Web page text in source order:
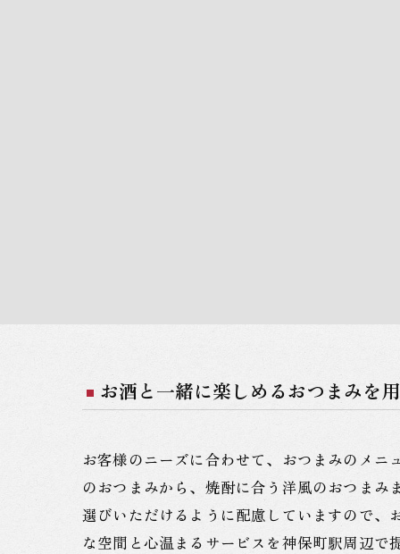
お酒と一緒に楽しめるおつまみを
お客様のニーズに合わせて、おつまみのメ
のおつまみから、焼酎に合う洋風のおつま
選びいただけるように配慮していますので
な空間と心温まるサービスを神保町駅周辺で